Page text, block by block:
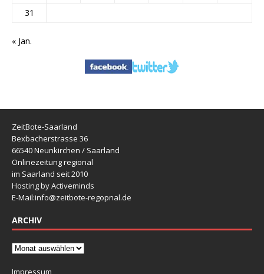
31
« Jan.
ZeitBote-Saarland
Bexbacherstrasse 36
66540 Neunkirchen / Saarland
Onlinezeitung regional
im Saarland seit 2010
Hosting by Activeminds
E-Mail:info@zeitbote-regopnal.de
ARCHIV
Impressum